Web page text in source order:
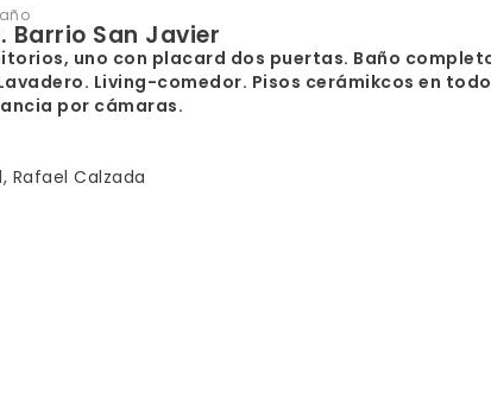
Barrio San Javier
uno con placard dos puertas. Baño
Living-comedor. Pisos cerámikcos en
por cámaras.
Rafael Calzada